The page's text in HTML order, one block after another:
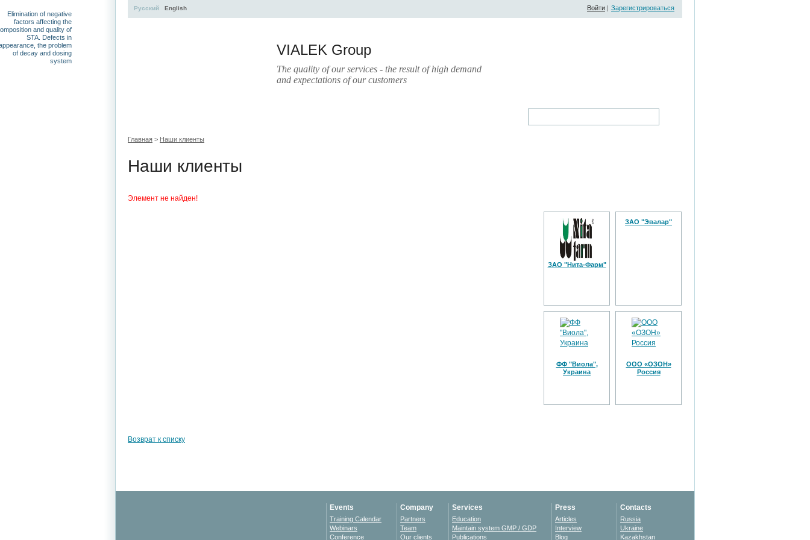
VIALEK Group
The quality of our services - the result of high demand
and expectations of our customers
Русский English Войти | Зарегистрироваться
Elimination of negative
factors affecting the
and quality of
STA. Defects in
the problem
of decay and dosing
system
Главная > Наши клиенты
Наши клиенты
Элемент не найден!
ЗАО "Нита-Фарм"
ЗАО "Эвалар"
ФФ "Виола",
Украина
ООО «ОЗОН»
Россия
Возврат к списку
Events
Training Calendar
Webinars
Conference
Company
Partners
Team
Our clients
Services
Education
Maintain system GMP / GDP
Publications
Press
Articles
Interview
Blog
Contacts
Russia
Ukraine
Kazakhstan